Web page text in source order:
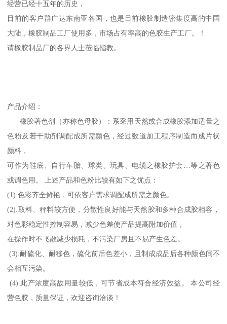
经营已经十五年的历史，
目前的客户群广达东南亚各国，也是目前橡胶制造密集度高的中国
大陆，橡胶制品工厂使用多，市场占有率高的色胶生产工厂。！
请橡胶制品厂的各界人士莅临指教。
产品介绍：
橡胶著色剂（亦称色母胶）：系采用天然或合成橡胶添加适量之
色粉及若干助剂调配成所需颜色，经过数道加工程序制造而成片状
颜料，
可作为鞋底、自行车胎、球类、玩具、电缆之橡胶护套…等之著色
或调色用。 上述产品和色粉比较有如下之优点：
(1).色彩齐全鲜艳，可依客户需求调配成所需之颜色。
(2).取料、秤料较方便，分散性良好能与天然胶和多种合成胶相容，
对色彩稳定性控制容易，减少色差使产品提高附加价值，
在操作时不飞散减少损耗，不污染厂房且不易产生色差。
(3).耐硫化、耐移色，硫化前后色差小，且制成成品后各种颜色间不
会相互污染。
(4).此产浓度高故用量较低，可节省成本符合经济效益。 本公司经
营色胶，质量保证，欢迎咨询洽谈！